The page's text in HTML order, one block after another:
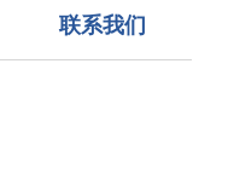
联系我们